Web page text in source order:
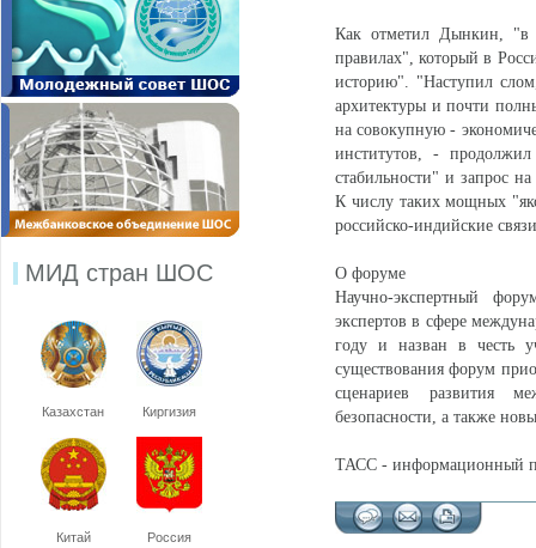
МИД стран ШОС
Казахстан Киргизия
Китай Россия
Как отметил Дынкин, "в
правилах", который в
историю". "Наступил
архитектуры и почти
на совокупную -
институтов, -
стабильности" и запрос
К числу таких мощных
российско-индийские
О форуме
Научно-экспертный
экспертов в сфере
году и назван в честь
существования форум
сценариев развития
безопасности, а также
ТАСС - информационный